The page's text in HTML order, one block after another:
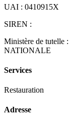
UAI : 0410915X
SIREN :
Ministère de tutelle :
NATIONALE
Services
Restauration
Adresse